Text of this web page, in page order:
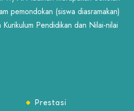
pemondokan (siswa diasramakan)
Pendidikan dan Nilai-nilai
Prestasi